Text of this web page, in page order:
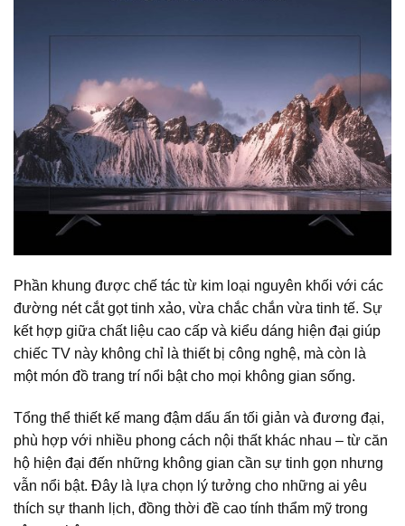
Phần khung được chế tác từ kim loại nguyên khối với các
đường nét cắt gọt tinh xảo, vừa chắc chắn vừa tinh tế. Sự
kết hợp giữa chất liệu cao cấp và kiểu dáng hiện đại giúp
chiếc TV này không chỉ là thiết bị công nghệ, mà còn là
một món đồ trang trí nổi bật cho mọi không gian sống.
Tổng thể thiết kế mang đậm dấu ấn tối giản và đương đại,
phù hợp với nhiều phong cách nội thất khác nhau – từ căn
hộ hiện đại đến những không gian cần sự tinh gọn nhưng
vẫn nổi bật. Đây là lựa chọn lý tưởng cho những ai yêu
thích sự thanh lịch, đồng thời đề cao tính thẩm mỹ trong